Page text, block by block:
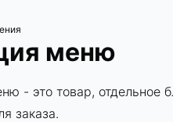
меню
- это товар, отдельное
заказа.